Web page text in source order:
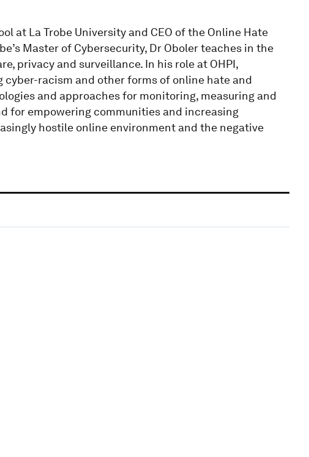
at La Trobe University and CEO of the Online Hate
Master of Cybersecurity, Dr Oboler teaches in the
privacy and surveillance. In his role at OHPI,
racism and other forms of online hate and
and approaches for monitoring, measuring and
for empowering communities and increasing
hostile online environment and the negative